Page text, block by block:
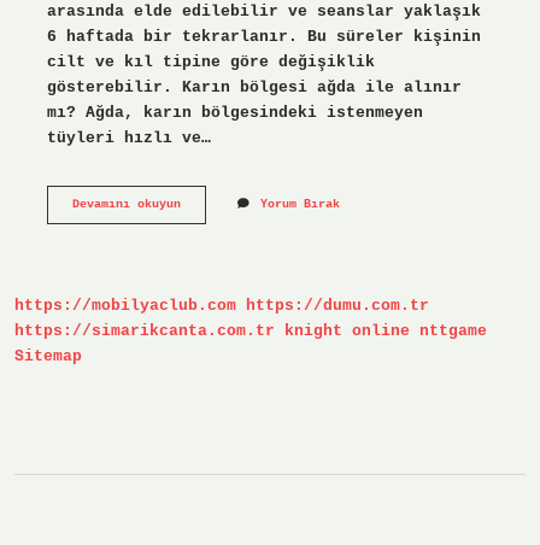
arasında elde edilebilir ve seanslar yaklaşık
6 haftada bir tekrarlanır. Bu süreler kişinin
cilt ve kıl tipine göre değişiklik
gösterebilir. Karın bölgesi ağda ile alınır
mı? Ağda, karın bölgesindeki istenmeyen
tüyleri hızlı ve…
Devamını okuyunKarın
Yorum Bırak
https://mobilyaclub.com https://dumu.com.tr
https://simarikcanta.com.tr
knight online
nttgame
Sitemap